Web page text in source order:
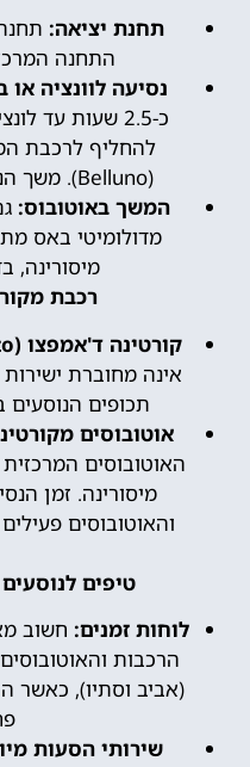
תחנת יציאה:
התחנה
נסיעה לוונציה או
(Belluno). משך הנסיעה הכולל הוא כ-5 שעות.
המשך באוטובוס:
מיסורינה,
רכבת
קורטינה ד'אמפצו (Cortina d’Ampezzo):
אינה מחוברת
תכופים הנוסעים
אוטובוסים
האוטובוסים
והאוטובוסים
טיפים
לוחות זמנים: חשוב
הרכבות
(אביב וסתיו), כאשר
שירותי הסעות